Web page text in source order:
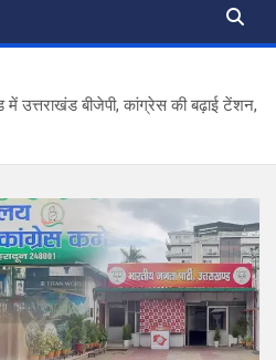
में उत्तराखंड बीजेपी, कांग्रेस की बढ़ाई टेंशन,